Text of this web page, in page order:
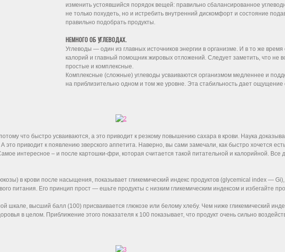
изменить устоявшийся порядок вещей: правильно сбалансированное
не только похудеть, но и истребить внутренний дискомфорт и состояние
правильно подобрать продукты.
НЕМНОГО ОБ УГЛЕВОДАХ.
Углеводы — один из главных источников энергии в организме. И в то же
калорий и главный помощник жировых отложений. Следует заметить, что не
простые и комплексные.
Комплексные (сложные) углеводы усваиваются организмом медленнее и
на приблизительно одном и том же уровне. Эта стабильность дает ощущение
что быстро усваиваются, а это приводит к резкому повышению сахара в крови. Наука
это приводит к появлению зверского аппетита. Наверно, вы сами замечали, как быстро хочется
интересное – и после картошки-фри, которая считается такой питательной и калорийной. Все
в крови после насыщения, показывает гликемический индекс продуктов (glycemical index —
питания. Его принцип прост — ешьте продукты с низким гликемическим индексом и избегайте
шкале, высший балл (100) присваивается глюкозе или белому хлебу. Чем ниже гликемический
в целом. Приближение этого показателя к 100 показывает, что продукт очень сильно